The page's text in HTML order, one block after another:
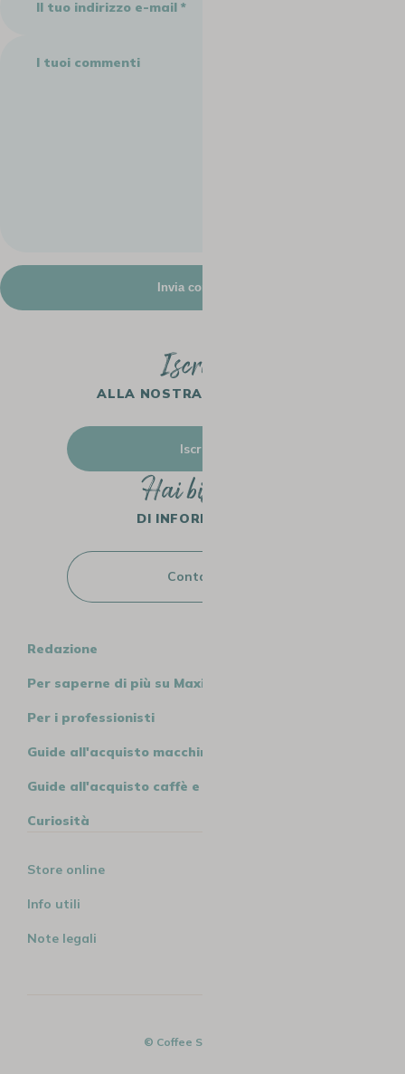
Iscriviti
ALLA NOSTRA NEWSLETTER
Iscriviti
Hai bisogno
DI INFORMAZIONI?
Contattaci
Redazione
Per saperne di più su MaxiCoffee
Per i professionisti
Guide all'acquisto macchine
Guide all'acquisto caffè e tè
Curiosità
Store online
Info utili
Note legali
© Coffee Spirit - 2026